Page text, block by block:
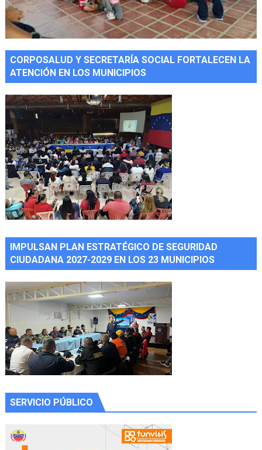
CORPOSALUD Y SECRETARÍA SOCIAL FORTALECEN LA
ATENCIÓN EN LOS MUNICIPIOS
IMPULSAN PLAN ESTRATÉGICO DE SEGURIDAD
CIUDADANA 2027-2029 EN LOS 23 MUNICIPIOS
SERVICIO PÚBLICO